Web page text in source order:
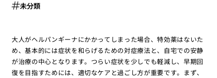
未分類
大人がヘルパンギーナにかかってしまった場合、特効薬はないた
め、基本的には症状を和らげるための対症療法と、自宅での安静
が治療の中心となります。つらい症状を少しでも軽減し、早期回
復を目指すためには、適切なケアと過ごし方が重要です。まず、